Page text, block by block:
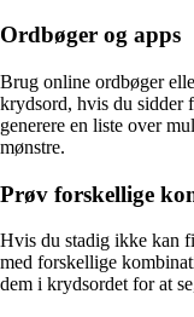
Ordbøger og apps
Brug online ordbøger
krydsord, hvis du sidder
generere en liste over
mønstre.
Prøv forskellige
Hvis du stadig ikke kan
med forskellige
dem i krydsordet for at